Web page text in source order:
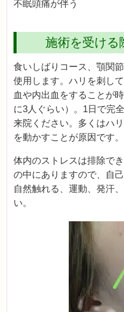
不眠頭痛が伴う
施術を受ける
食いしばりコース、顎関
使用します。ハリを刺し
血や内出血をすることが
に3人ぐらい）。1日で完
来院ください。多くはハ
を動かすことが原因です。
体内のストレスは排除で
の中にありますので、自
自然触れる、運動、発汗
い。